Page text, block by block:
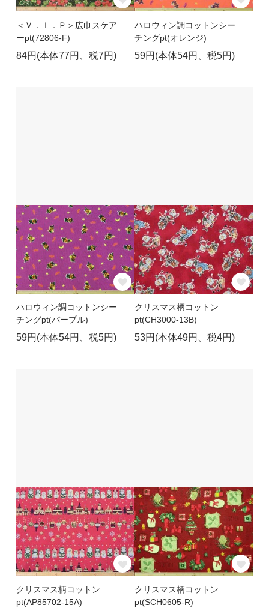
＜Ｖ．Ｉ．Ｐ＞広巾スケア
ーpt(72806-F)
84円(本体77円、税7円)
ハロウィン調コットンシー
チングpt(オレンジ)
59円(本体54円、税5円)
ハロウィン調コットンシー
チングpt(パープル)
59円(本体54円、税5円)
クリスマス柄コットン
pt(CH3000-13B)
53円(本体49円、税4円)
クリスマス柄コットン
pt(AP85702-15A)
クリスマス柄コットン
pt(SCH0605-R)